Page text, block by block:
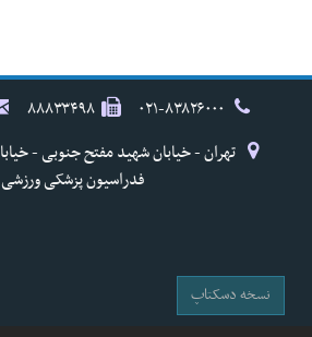
۸۸۸۳۳۴۹۸
فدراسیون پزشکی ورزشی
نسخه دسکتاپ